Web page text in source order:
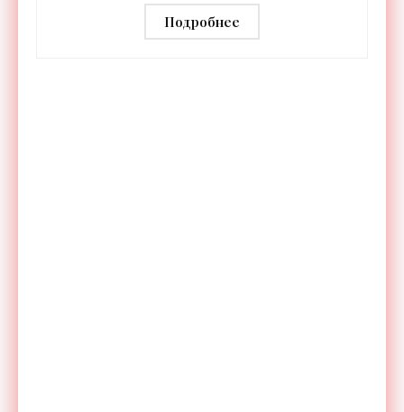
тренировки - «Гаджеты»
Подробнее